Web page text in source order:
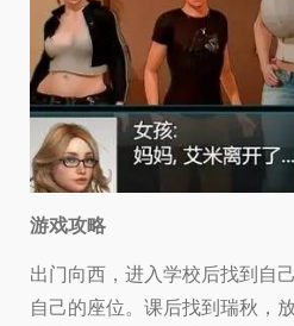
游戏攻略
出门向西，进入学校后找到自
自己的座位。课后找到瑞秋，